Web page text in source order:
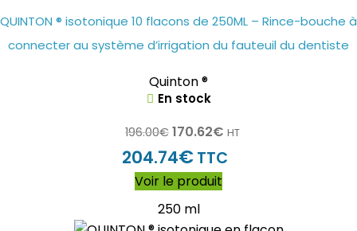
QUINTON ® isotonique 10 flacons de 250ML – Rince-bouche à
connecter au système d’irrigation du fauteuil du dentiste
Quinton ®
En stock
196.00€ 170.62€ HT
204.74€ TTC
Voir le produit
250 ml